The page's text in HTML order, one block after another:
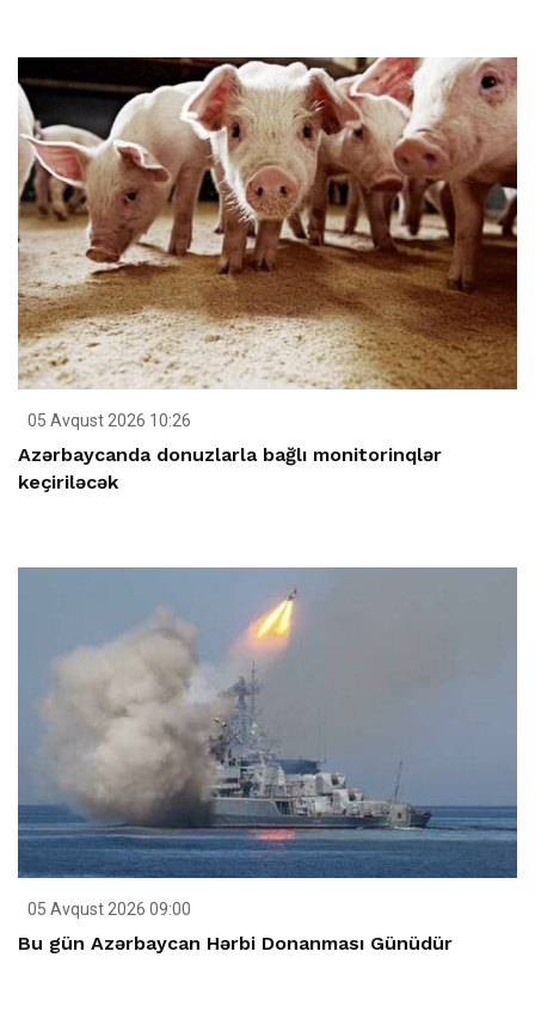
05 Avqust 2026 10:26
Azərbaycanda donuzlarla bağlı monitorinqlər
keçiriləcək
05 Avqust 2026 09:00
Bu gün Azərbaycan Hərbi Donanması Günüdür